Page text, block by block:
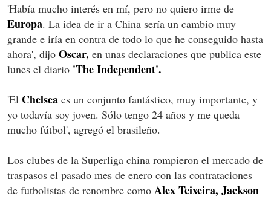
'Había mucho interés en mí, pero no quiero irme de
Europa. La idea de ir a China sería un cambio muy
grande e iría en contra de todo lo que he conseguido hasta
ahora', dijo Oscar, en unas declaraciones que publica este
lunes el diario 'The Independent'.
'El Chelsea es un conjunto fantástico, muy importante, y
yo todavía soy joven. Sólo tengo 24 años y me queda
mucho fútbol', agregó el brasileño.
Los clubes de la Superliga china rompieron el mercado de
traspasos el pasado mes de enero con las contrataciones
de futbolistas de renombre como Alex Teixeira, Jackson